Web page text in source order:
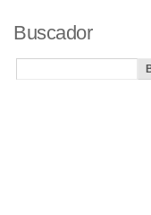
Buscador